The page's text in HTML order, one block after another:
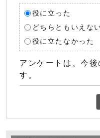
役に立った
どちらともいえな
役に立たなかった
アンケートは、今
す。